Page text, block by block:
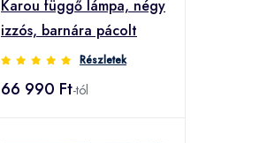
Karou függő lámpa, négy
izzós, barnára pácolt
Részletek
66 990 Ft-tól